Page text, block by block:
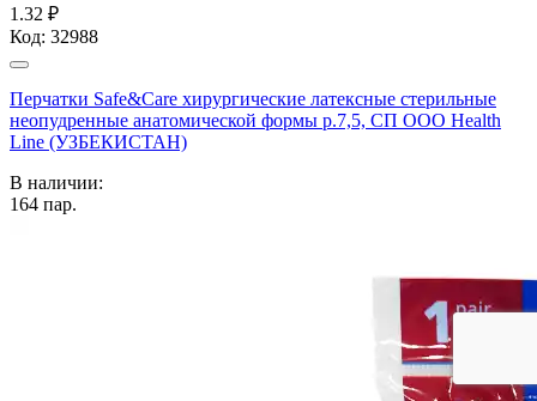
1.32 ₽
Код: 32988
Перчатки Safe&Care хирургические латексные стерильные
неопудренные анатомической формы р.7,5, СП ООО Health
Line (УЗБЕКИСТАН)
В наличии:
164 пар.